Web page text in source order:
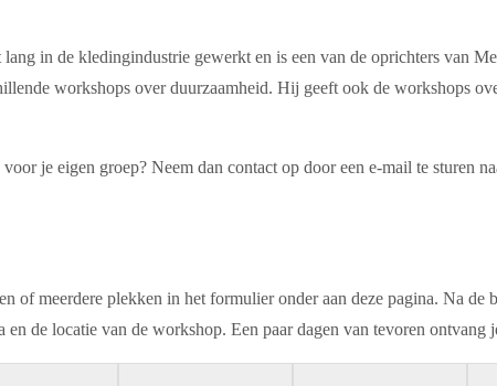
in de kledingindustrie gewerkt en is een van de oprichters van
workshops over duurzaamheid. Hij geeft ook de workshops
je eigen groep? Neem dan contact op door een e-mail te sturen
of meerdere plekken in het formulier onder aan deze pagina. Na de
de locatie van de workshop. Een paar dagen van tevoren ontvang